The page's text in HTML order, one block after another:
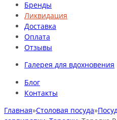
Бренды
Ликвидация
Доставка
Оплата
Отзывы
Галерея для вдохновения
Блог
Контакты
Главная»Столовая посуда»